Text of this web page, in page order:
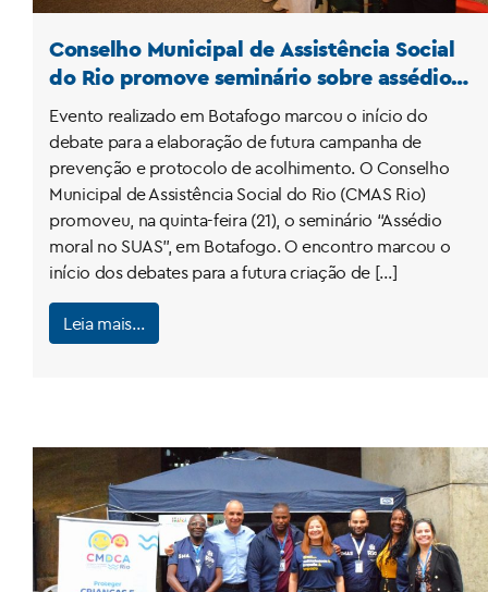
Conselho Municipal de Assistência Social
do Rio promove seminário sobre assédio
moral no SUAS
Evento realizado em Botafogo marcou o início do
debate para a elaboração de futura campanha de
prevenção e protocolo de acolhimento. O Conselho
Municipal de Assistência Social do Rio (CMAS Rio)
promoveu, na quinta-feira (21), o seminário “Assédio
moral no SUAS”, em Botafogo. O encontro marcou o
início dos debates para a futura criação de […]
Leia mais…